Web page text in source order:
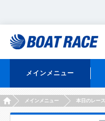
メインメニュー
HOMEメインメニュー 本日のレース